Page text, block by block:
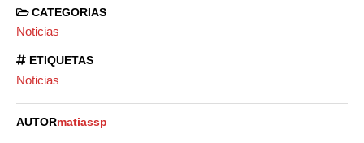
CATEGORIAS
Noticias
ETIQUETAS
Noticias
AUTORmatiassp